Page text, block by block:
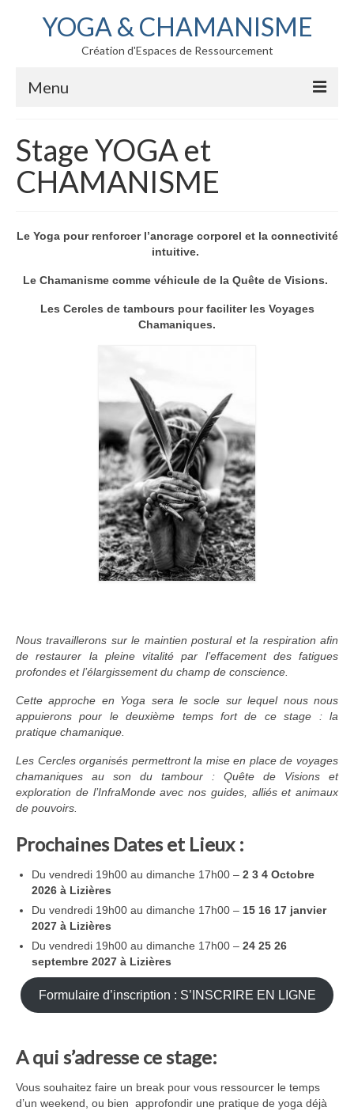
YOGA & CHAMANISME
Création d'Espaces de Ressourcement
Menu
CHAMANISME
STAGES CLASSIQUES
Stage YOGA et CHAMANISME
Stage KRIYA et CHAMANISME
STAGES AVANCES ‘SUPRA’
AGENDA des STAGES AVANCES “SUPRA”
Stage HOME
Stage STELLAR
Stage TEMAZCAL
RETRAITES & SEJOURS DE RESSOURCEMENT
RETRAITE 1 SEMAINE EN DORDOGNE
EQUIPE
Sandrine Rossarie
Pierre Mendras
Politique de confidentialité du site
LIVRE D’OR & ALBUMS
FORMULAIRE D’INSCRIPTION
Stage YOGA et
CHAMANISME
Le Yoga pour renforcer l’ancrage corporel et la connectivité
intuitive.
Le Chamanisme comme véhicule de la Quête de Visions.
Les Cercles de tambours pour faciliter les Voyages
Chamaniques.
Nous travaillerons sur le maintien postural et la respiration afin
de restaurer la pleine vitalité par l’effacement des fatigues
profondes et l’élargissement du champ de conscience.
Cette approche en Yoga sera le socle sur lequel nous nous
appuierons pour le deuxième temps fort de ce stage : la
pratique chamanique.
Les Cercles organisés permettront la mise en place de voyages
chamaniques au son du tambour : Quête de Visions et
exploration de l’InfraMonde avec nos guides, alliés et animaux
de pouvoirs.
Prochaines Dates et Lieux :
Du vendredi 19h00 au dimanche 17h00 – 2 3 4 Octobre
2026 à Lizières
Du vendredi 19h00 au dimanche 17h00 – 15 16 17 janvier
2027 à Lizières
Du vendredi 19h00 au dimanche 17h00 – 24 25 26
septembre 2027 à Lizières
Formulaire d’inscription : S’INSCRIRE EN LIGNE
A qui s’adresse ce stage:
Vous souhaitez faire un break pour vous ressourcer le temps
d’un weekend, ou bien approfondir une pratique de yoga déjà